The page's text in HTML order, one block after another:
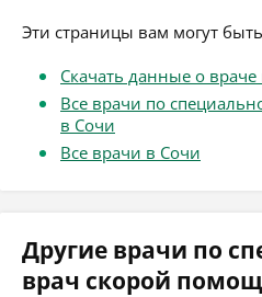
Эти страницы вам могут
Скачать данные о
Все врачи по
в Сочи
Все врачи в Сочи
Другие врачи по
врач скорой